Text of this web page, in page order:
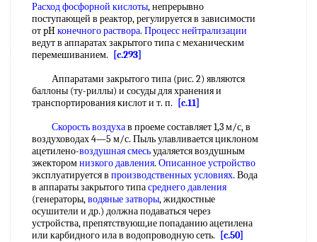
Расход фосфорной кислоты, непрерывно
поступающей в реактор, регулируется в зависимости
от pHконечного раствора. Процесс нейтрализации
ведут в аппаратах закрытого типа с механическим
перемешиванием.
[c.293]
Аппаратами закрытого типа (рис. 2) являются
баллоны (ту-риллы) и сосуды для хранения и
транспортирования кислот и т. п.
[c.11]
Скорость воздухав проеме составляет 1,3 м/с, в
воздуховодах 4—5 м/с. Пыль улавливается циклоном
ацетилено-воздушная смесьудаляется воздушным
эжекторомнизкого давления. Описанное устройство
эксплуатируется в производственных условиях. Вода
в аппараты закрытого типасреднего давления
(генераторы,водяные затворы, жидкостные
осушители и др.) должна подаваться через
устройства, препятствуюш,ие попаданию ацетилена
или карбидного ила в водопроводную сеть.
[c.50]